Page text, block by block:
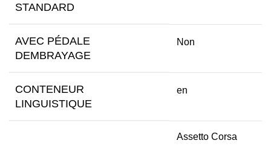
STANDARD
AVEC PÉDALE
DEMBRAYAGE
Non
CONTENEUR
LINGUISTIQUE
en
Assetto Corsa